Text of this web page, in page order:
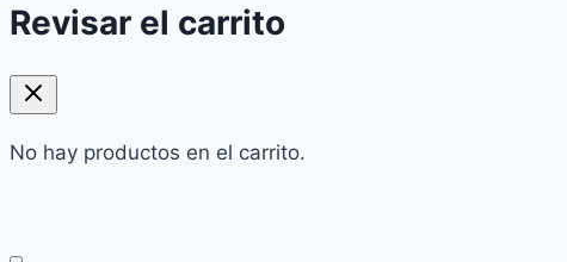
Revisar el carrito
No hay productos en el carrito.